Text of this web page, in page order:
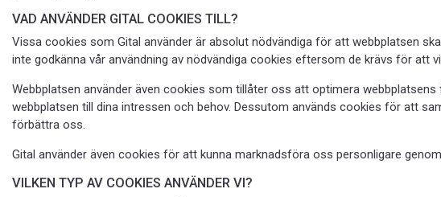
VAD ANVÄNDER GITAL COOKIES TILL?
Vissa cookies som Gital använder är absolut nödvändiga för att webbplatsen
inte godkänna vår användning av nödvändiga cookies eftersom de krävs för att
Webbplatsen använder även cookies som tillåter oss att optimera
webbplatsen till dina intressen och behov. Dessutom används cookies för att
förbättra oss.
Gital använder även cookies för att kunna marknadsföra oss personligare
VILKEN TYP AV COOKIES ANVÄNDER VI?